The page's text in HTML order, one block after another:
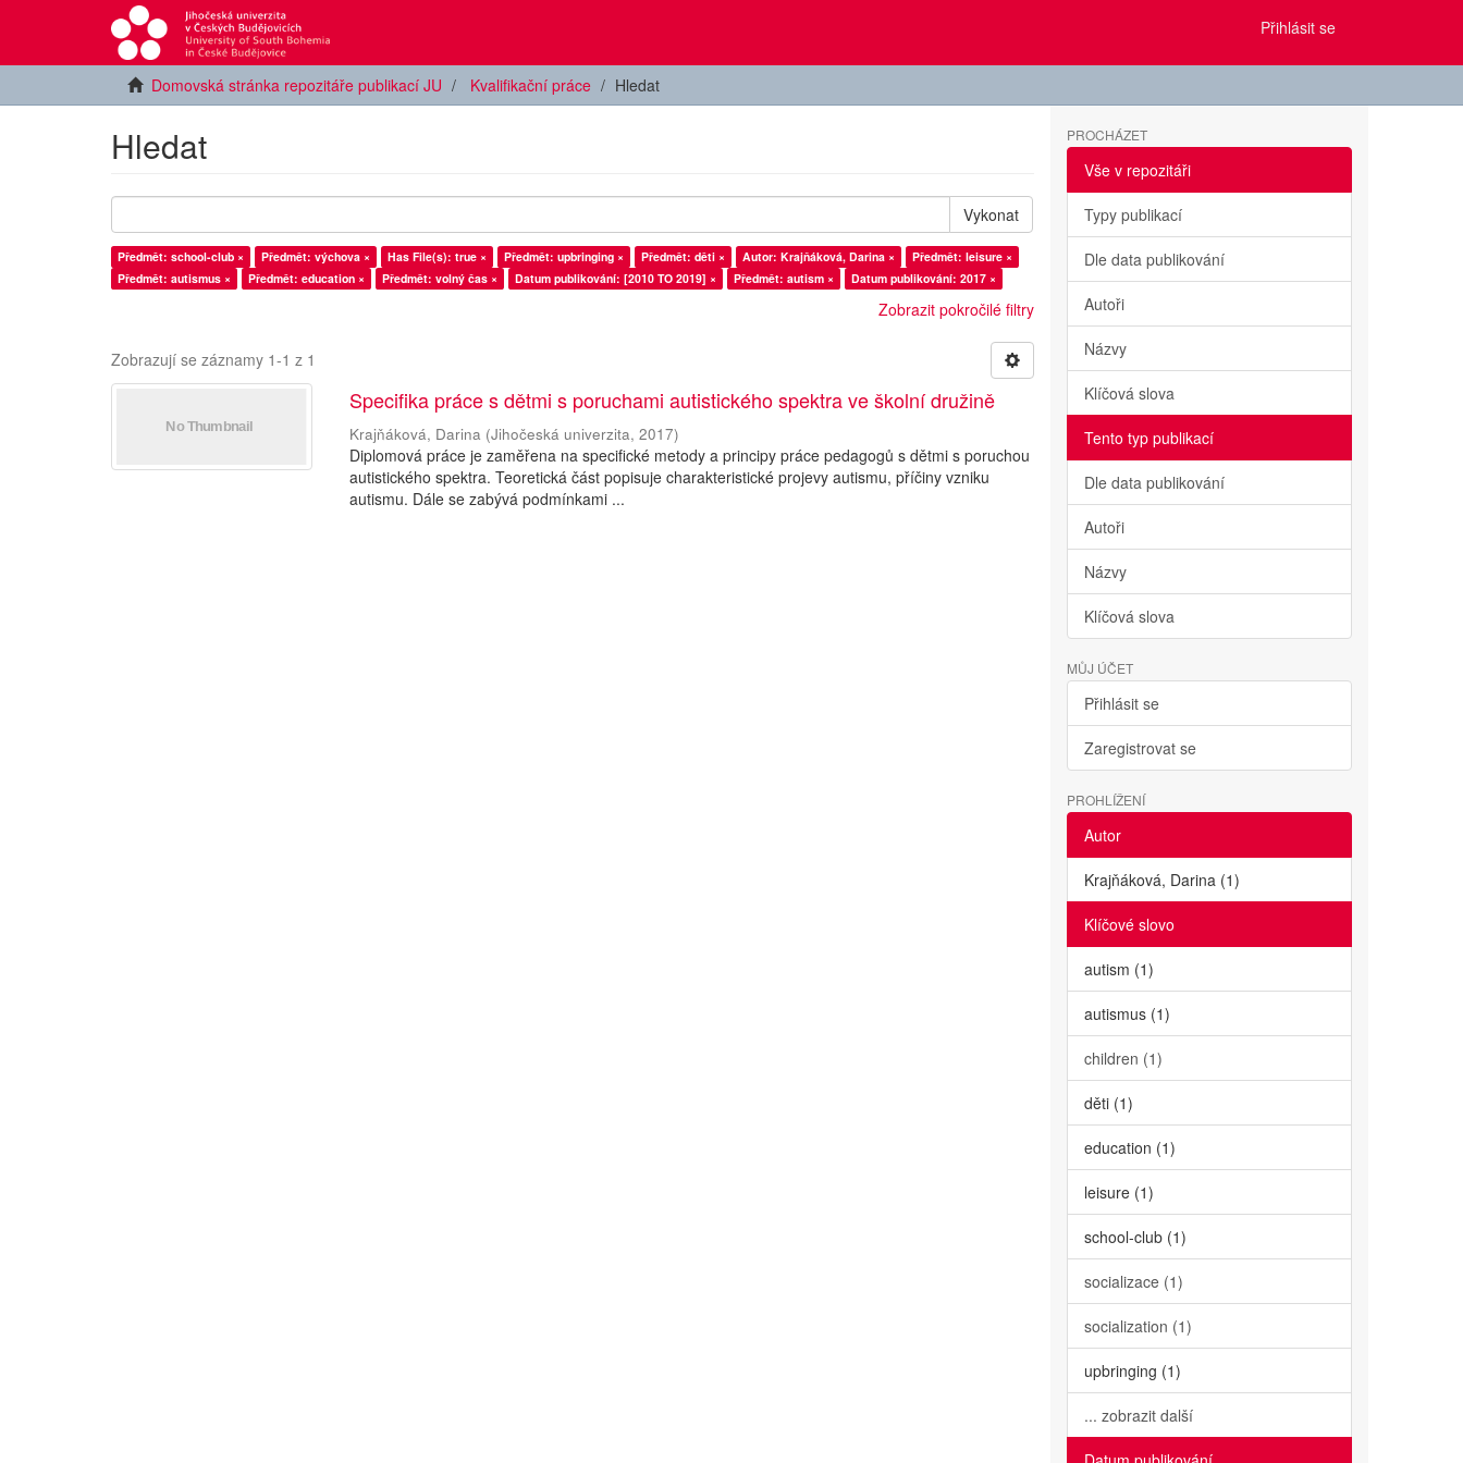
Přihlásit se
Domovská stránka repozitáře publikací JU Kvalifikační práce Hledat
Hledat
Vykonat
Předmět: school-club × Předmět: výchova × Has File(s): true × Předmět: upbringing × Předmět: děti × Autor: Krajňáková, Darina ×
Předmět: leisure ×
Předmět: autismus ×
Předmět: education × Předmět: volný čas × Datum publikování: [2010 TO 2019] × Předmět: autism × Datum publikování: 2017 ×
Zobrazit pokročilé filtry
Zobrazují se záznamy 1-1 z 1
Specifika práce s dětmi s poruchami autistického spektra ve školní družině
Krajňáková, Darina (Jihočeská univerzita,2017)
Diplomová práce je zaměřena na specifické metody a principy práce pedagogů s dětmi s poruchou
autistického spektra. Teoretická část popisuje charakteristické projevy autismu, příčiny vzniku
autismu. Dále se zabývá podmínkami ...
PROCHÁZET
Vše v repozitáři
Typy publikací
Dle data publikování
Autoři
Názvy
Klíčová slova
Tento typ publikací
Dle data publikování
Autoři
Názvy
Klíčová slova
MŮJ ÚČET
Přihlásit se
Zaregistrovat se
PROHLÍŽENÍ
Autor
Krajňáková, Darina (1)
Klíčové slovo
autism (1)
autismus (1)
children (1)
děti (1)
education (1)
leisure (1)
school-club (1)
socializace (1)
socialization (1)
upbringing (1)
... zobrazit další